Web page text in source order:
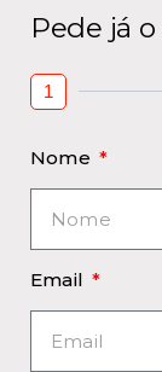
Pede já
1
Nome
Email